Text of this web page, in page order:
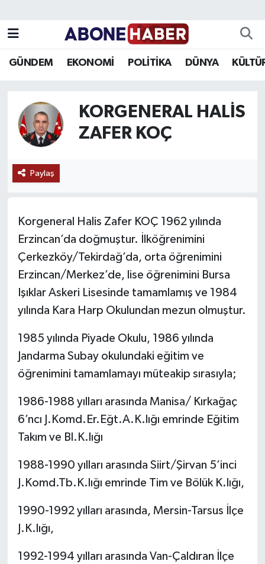
GÜNDEM EKONOMİ POLİTİKA DÜNYA
KORGENERAL HALIS
ZAFER KOÇ
Paylaş
Korgeneral Halis Zafer KOÇ 1962 yılında
Erzincan’da doğmuştur. İlköğrenimini
Çerkezköy/Tekirdağ’da, orta öğrenimini
Erzincan/Merkez’de, lise öğrenimini Bursa
Işıklar Askeri Lisesinde tamamlamış ve 1984
yılında Kara Harp Okulundan mezun olmuştur.
1985 yılında Piyade Okulu, 1986 yılında
Jandarma Subay okulundaki eğitim ve
öğrenimini tamamlamayı müteakip sırasıyla;
1986-1988 yılları arasında Manisa/ Kırkağaç
6’ncı J.Komd.Er.Eğt.A.K.lığı emrinde Eğitim
Takım ve Bl.K.lığı
1988-1990 yılları arasında Siirt/Şirvan 5’inci
J.Komd.Tb.K.lığı emrinde Tim ve Bölük K.lığı,
1990-1992 yılları arasında, Mersin-Tarsus İlçe
J.K.lığı,
1992-1994 yılları arasında Van-Çaldıran İlçe
Video
Asayiş
Bilim ve Teknoloji
Dünya
Eğitim
Ekonomi
Genel
Gündem
Haberde İnsan
Kültür Sanat
Magazin
Politika
Son Dakika
Yaşam
Trafik Durumu
Süper Lig Puan Durumu ve Fikstür
Tüm Manşetler
Haber Arşivi